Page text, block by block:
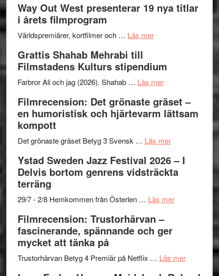
kväll
II
trailern
The
Files:
I
Want
Believe
–
Frankenshtey
med
Fox
och
Scully
Way Out West presenterar 19 nya titlar
i årets filmprogram
Världspremiärer, kortfilmer och … Läs merom
West
presenterar
nya
titlar
årets
Grattis Shahab Mehrabi till
Filmstadens Kulturs stipendium
Farbror Ali och jag (2026). Shahab … Läs merom
Shahab
Mehrabi
Filmstadens
stipendium
Filmrecension: Det grönaste gräset –
en humoristisk och hjärtevarm lättsam
kompott
Det grönaste gräset Betyg 3 Svensk … Läs merom
Det
grönaste
–
och
lättsam
Ystad Sweden Jazz Festival 2026 – I
Delvis bortom genrens vidsträckta
terräng
29/7 - 2/8 Hemkommen från Österlen … Läs merom
2026
Filmrecension: Trustorhärvan –
fascinerande, spännande och ger
mycket att tänka på
Trustorhärvan Betyg 4 Premiär på Netflix … Läs merom